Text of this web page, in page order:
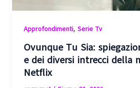
Approfondimenti, Serie Tv
Ovunque Tu Sia:
e dei diversi intrecci della
Netflix